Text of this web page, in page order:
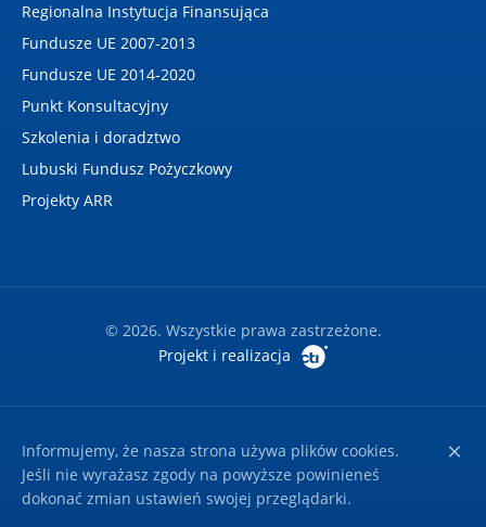
Regionalna Instytucja Finansująca
Fundusze UE 2007-2013
Fundusze UE 2014-2020
Punkt Konsultacyjny
Szkolenia i doradztwo
Lubuski Fundusz Pożyczkowy
Projekty ARR
© 2026. Wszystkie prawa zastrzeżone.
Projekt i realizacja
Informujemy, że nasza strona używa plików cookies.
Jeśli nie wyrażasz zgody na powyższe powinieneś
dokonać zmian ustawień swojej przeglądarki.